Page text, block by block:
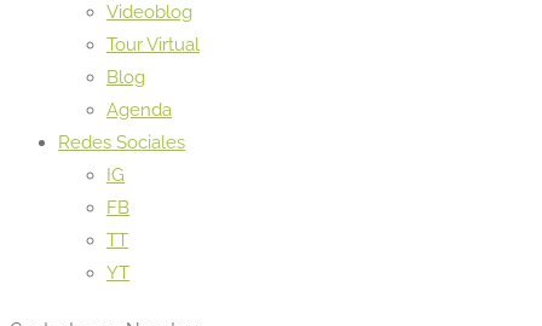
Videoblog
Tour Virtual
Blog
Agenda
Redes Sociales
IG
FB
TT
YT